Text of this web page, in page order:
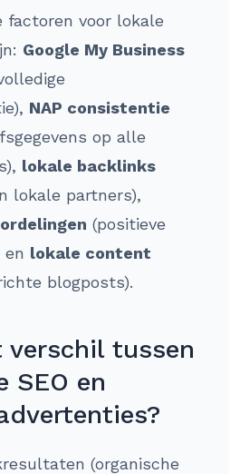
factoren voor lokale
Google My Business
NAP consistentie
op alle
lokale backlinks
lokale partners),
(positieve
en lokale content
blogposts).
verschil tussen
SEO en
(organische